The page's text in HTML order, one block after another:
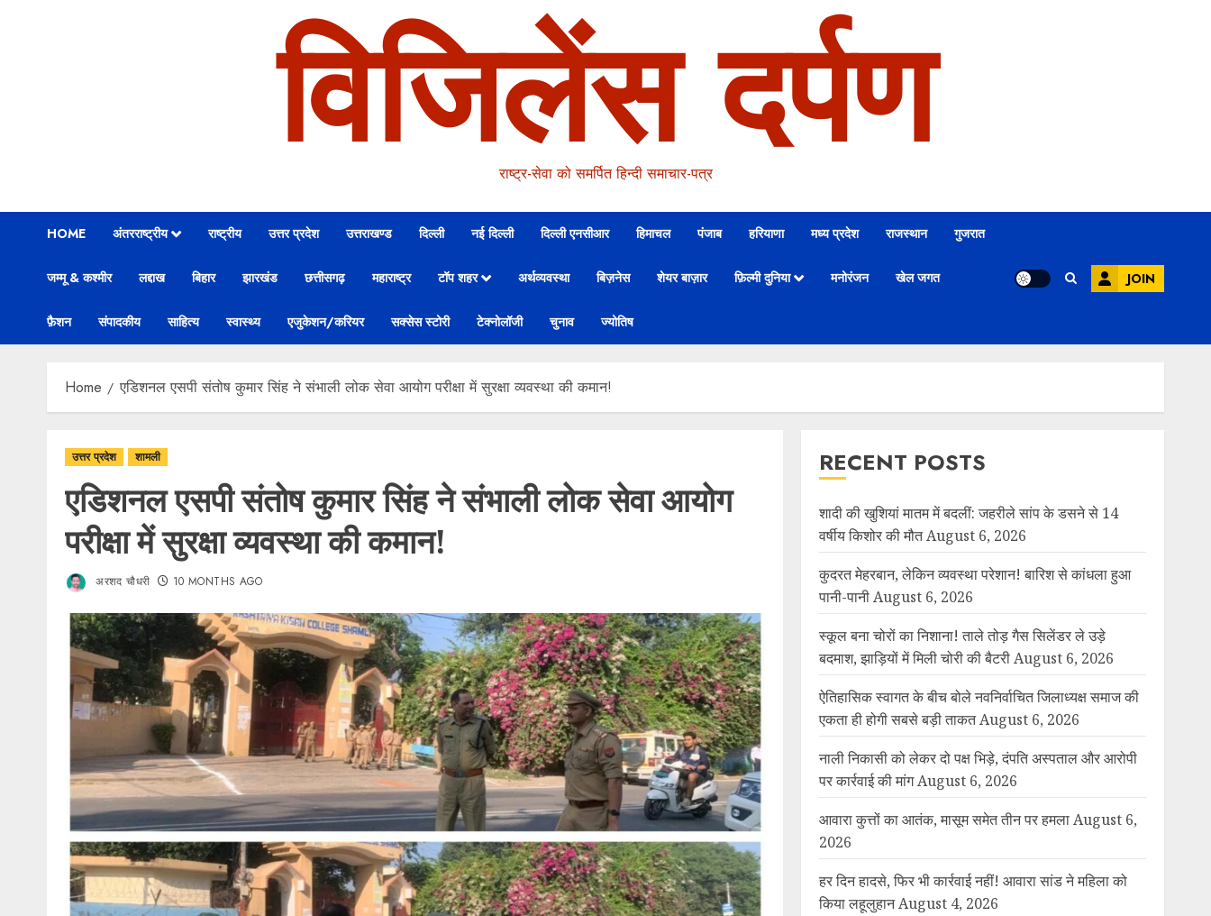
विजिलेंस दर्पण
राष्ट्र-सेवा को समर्पित हिन्दी समाचार-पत्र
HOME अंतरराष्ट्रीय राष्ट्रीय उत्तर प्रदेश उत्तराखण्ड दिल्ली नई दिल्ली दिल्ली एनसीआर हिमाचल पंजाब हरियाणा मध्य प्रदेश राजस्थान गुजरात
जम्मू & कश्मीर लद्दाख बिहार झारखंड छत्तीसगढ़ महाराष्ट्र टॉप शहर अर्थव्यवस्था बिज़नेस शेयर बाज़ार फ़िल्मी दुनिया मनोरंजन खेल जगत
फ़ैशन संपादकीय साहित्य स्वास्थ्य एजुकेशन/करियर सक्सेस स्टोरी टेक्नोलॉजी चुनाव ज्योतिष
JOIN
Home एडिशनल एसपी संतोष कुमार सिंह ने संभाली लोक सेवा आयोग परीक्षा में सुरक्षा व्यवस्था की कमान!
उत्तर प्रदेश शामली
एडिशनल एसपी संतोष कुमार सिंह ने संभाली लोक सेवा आयोग
परीक्षा में सुरक्षा व्यवस्था की कमान!
अरशद चौधरी 10 MONTHS AGO
RECENT POSTS
शादी की खुशियां मातम में बदलीं: जहरीले सांप के डसने से 14
वर्षीय किशोर की मौत August 6, 2026
कुदरत मेहरबान, लेकिन व्यवस्था परेशान! बारिश से कांधला हुआ
पानी-पानी August 6, 2026
स्कूल बना चोरों का निशाना! ताले तोड़ गैस सिलेंडर ले उड़े
बदमाश, झाड़ियों में मिली चोरी की बैटरी August 6, 2026
ऐतिहासिक स्वागत के बीच बोले नवनिर्वाचित जिलाध्यक्ष समाज की
एकता ही होगी सबसे बड़ी ताकत August 6, 2026
नाली निकासी को लेकर दो पक्ष भिड़े, दंपति अस्पताल और आरोपी
पर कार्रवाई की मांग August 6, 2026
आवारा कुत्तों का आतंक, मासूम समेत तीन पर हमला August 6,
2026
हर दिन हादसे, फिर भी कार्रवाई नहीं! आवारा सांड ने महिला को
किया लहूलुहान August 4, 2026